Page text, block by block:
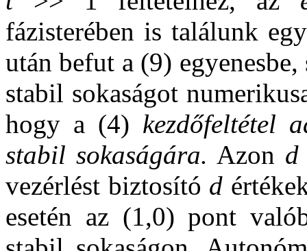
fázisterében is találunk
után befut a (9)
stabil sokaságot
hogy a (4) kezdőfeltétel
stabil sokaságára. Azon d
vezérlést biztosító d
esetén az (1,0) pont